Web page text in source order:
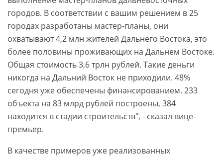
городов. В соответствии с вашим решением в 25
городах разработаны мастер-планы, они
охватывают 4,2 млн жителей Дальнего Востока, это
более половины проживающих на Дальнем Востоке.
Общая стоимость 3,6 трлн рублей. Такие деньги
никогда на Дальний Восток не приходили. 48%
сегодня уже обеспечены финансированием. 233
объекта на 83 млрд рублей построены, 384
находится в стадии строительств", - сказал вице-
премьер.
В качестве примеров уже реализованных